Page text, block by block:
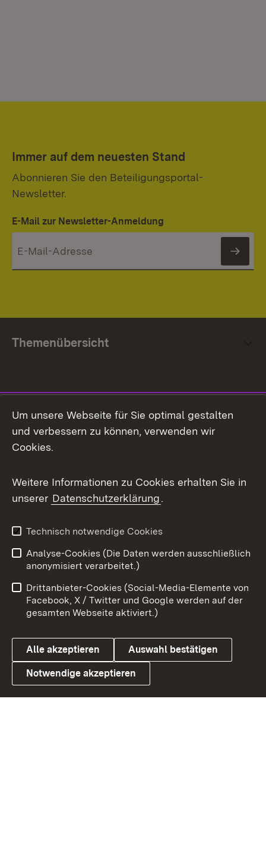
Immer auf dem neuesten Stand
Abonnieren Sie den Beteiligungsportal-
Newsletter.
E-Mail zur Newsletter-Anmeldung
Themenübersicht
Facebook
X / Twitter
Youtube
Link zum Landesportal
Impressum
Kontakt
Barrierefreiheit
Datenschutz
Cookies
Um unsere Webseite für Sie optimal gestalten
und verbessern zu können, verwenden wir
Cookies.
Weitere Informationen zu Cookies erhalten Sie in
unserer Datenschutzerklärung.
Technisch notwendige Cookies
Analyse-Cookies (Die Daten werden ausschließlich
anonymisiert verarbeitet.)
Drittanbieter-Cookies (Social-Media-Elemente von
Facebook, X / Twitter und Google werden auf der
gesamten Webseite aktiviert.)
Alle akzeptieren Auswahl bestätigen
Notwendige akzeptieren